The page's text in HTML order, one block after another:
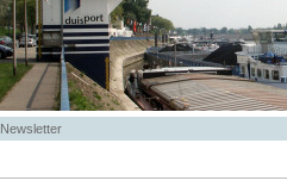
Newsletter